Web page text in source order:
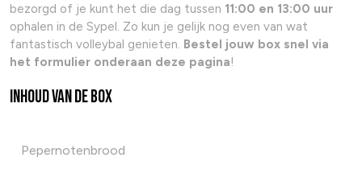
bezorgd of je kunt het die dag tussen 11:00 en 13:00 uur
ophalen in de Sypel. Zo kun je gelijk nog even van wat
fantastisch volleybal genieten. Bestel jouw box snel via
het formulier onderaan deze pagina!
Inhoud van de box
Pepernotenbrood